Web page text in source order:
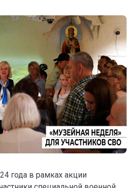
года в рамках акции